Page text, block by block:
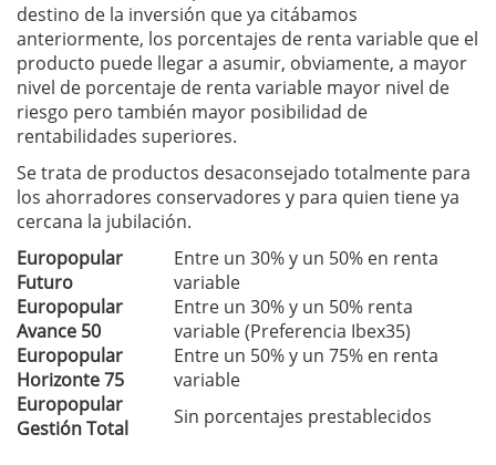
destino de la inversión que ya citábamos
anteriormente, los porcentajes de renta variable que el
producto puede llegar a asumir, obviamente, a mayor
nivel de porcentaje de renta variable mayor nivel de
riesgo pero también mayor posibilidad de
rentabilidades superiores.
Se trata de productos desaconsejado totalmente para
los ahorradores conservadores y para quien tiene ya
cercana la jubilación.
Europopular
Futuro
Entre un 30% y un 50% en renta
variable
Europopular
Avance 50
Entre un 30% y un 50% renta
variable (Preferencia Ibex35)
Europopular
Horizonte 75
Entre un 50% y un 75% en renta
variable
Europopular
Gestión Total
Sin porcentajes prestablecidos